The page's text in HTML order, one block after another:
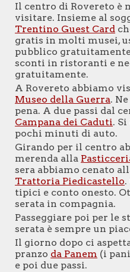
Il centro di Rovereto è
visitare. Insieme al
Trentino Guest Card
gratis in molti musei,
pubblico
sconti in ristoranti e
gratuitamente.
A Rovereto abbiamo
Museo della Guerra.
pena. A due passi dal
Campana dei Caduti.
pochi minuti di auto.
Girando per il centro
merenda alla
sera abbiamo cenato
Trattoria Piedicastello
tipici e conto onesto.
serata in compagnia.
Passeggiare poi per le
serata è sempre un
Il giorno dopo ci
pranzo da Panem (i
e poi due passi.